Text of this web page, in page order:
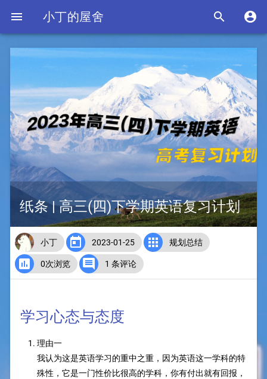
 小丁的屋舍  
纸条 | 高三(四)下学期英语复习计划
小丁  2023-01-25  规划总结
 0次浏览  1 条评论
学习心态与态度
理由一
我认为这是英语学习的重中之重，因为英语这一学科的特
殊性，它是一门性价比很高的学科，你有付出就有回报，